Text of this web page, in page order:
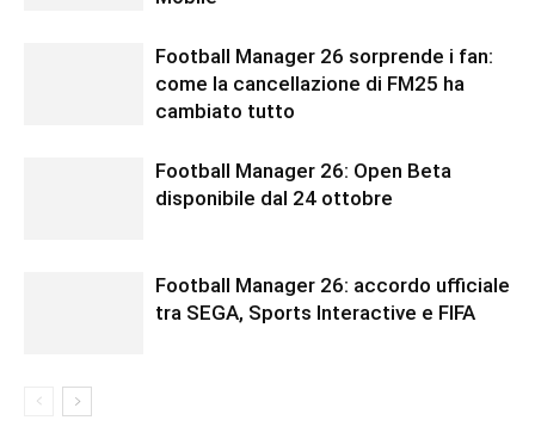
Football Manager 26 sorprende i fan:
come la cancellazione di FM25 ha
cambiato tutto
Football Manager 26: Open Beta
disponibile dal 24 ottobre
Football Manager 26: accordo ufficiale
tra SEGA, Sports Interactive e FIFA